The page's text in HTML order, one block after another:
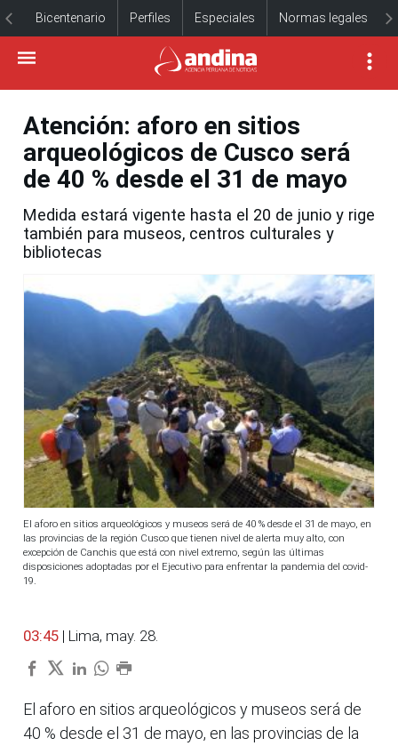
Bicentenario Perfiles Especiales Normas legales
Atención: aforo en sitios
arqueológicos de Cusco será
de 40 % desde el 31 de mayo
Medida estará vigente hasta el 20 de junio y rige
también para museos, centros culturales y
bibliotecas
El aforo en sitios arqueológicos y museos será de 40 % desde el 31 de mayo, en
las provincias de la región Cusco que tienen nivel de alerta muy alto, con
excepción de Canchis que está con nivel extremo, según las últimas
disposiciones adoptadas por el Ejecutivo para enfrentar la pandemia del covid-
19.
03:45 | Lima, may. 28.
El aforo en sitios arqueológicos y museos será de
40 % desde el 31 de mayo, en las provincias de la